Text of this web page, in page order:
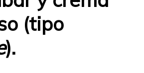
(tipo
).